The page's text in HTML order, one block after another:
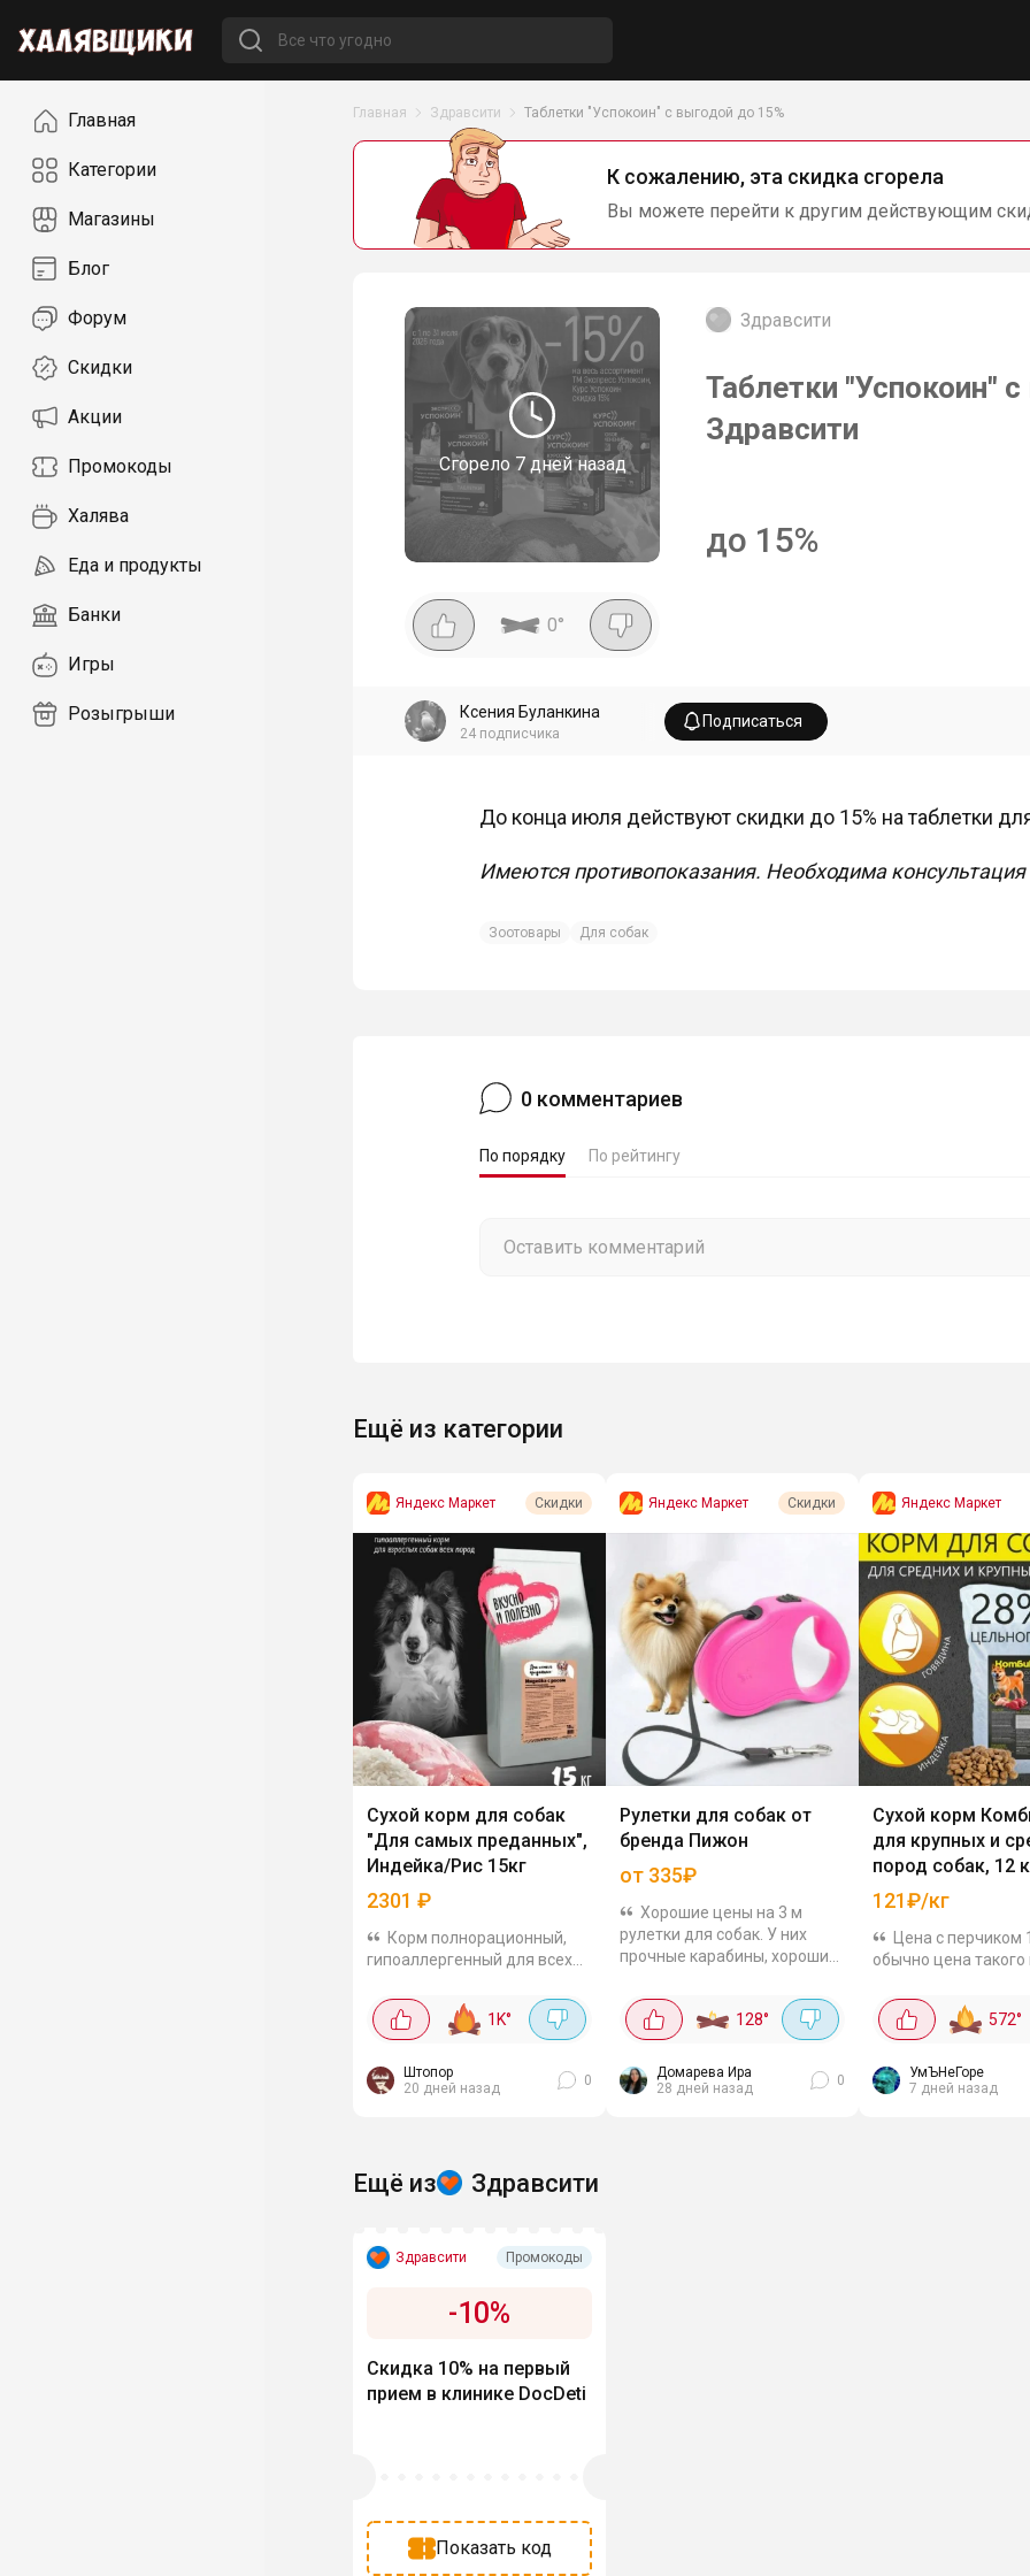
НавигацияГлавная
Категории
Магазины
Блог
Форум
Скидки
Акции
Промокоды
Халява
Еда и продукты
Банки
Игры
Розыгрыши
Главная Здравсити Таблетки "Успокоин" с выгодой до 15%
К сожалению, эта скидка сгорела
Вы можете перейти к другим действующим
Сгорело 7 дней назад
Здравсити
Таблетки "Успокоин"
Здравсити
до 15%
0°
Ксения Буланкина
24 подписчика
Подписаться
До конца июля действуют скидки до 15% на таблетки
Имеются противопоказания. Необходима консультация
Зоотовары Для собак
0 комментариев
По порядку По рейтингу
Ещё из категории
Яндекс Маркет Скидки
Сухой корм для собак
"Для самых преданных",
Индейка/Рис 15кг
2301 ₽
Корм полнорационный,
гипоаллергенный для всех
усваиваются, состав
сбалансированный: мясо,
по отзывам все хорошо
1K°
Штопор
20 дней назад
0
Яндекс Маркет Скидки
Рулетки для собак от
бренда Пижон
от 335₽
Хорошие цены на 3 м
рулетки для собак. У них
прочные карабины, хорошие
подбирай под свой вкус:
Зарница чёрно-синяя за
367₽ Фантазия за 393₽ ...
128°
Домарева Ира
28 дней назад
0
Яндекс Маркет
Сухой корм
для крупных и
пород собак, 12
121₽/кг
Цена с перчиком
обычно цена
корм с высоким
содержанием
предназначен для
ежедневного
572°
УмЪНеГоре
7 дней назад
Ещё из Здравсити
Здравсити Промокоды
-10%
Скидка 10% на первый
прием в клинике DocDeti
Показать код